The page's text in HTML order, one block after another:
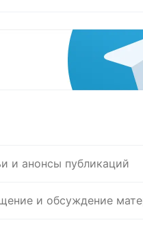
и анонсы публикаций
и обсуждение